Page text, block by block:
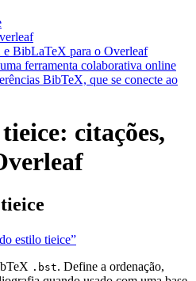
BibLaTeX para o Overleaf
ferramenta colaborativa online
BibTeX, que se conecte ao
citações,
tieice
estilo tieice”
.bst. Define a ordenação,